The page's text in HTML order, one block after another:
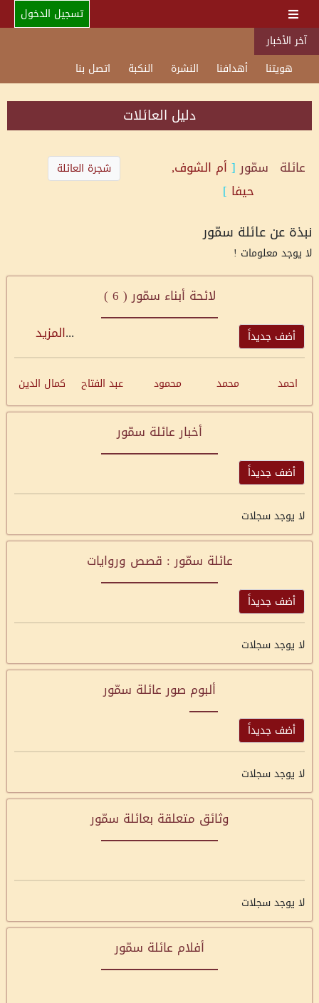
تسجيل الدخول
آخر الأخبار
هويتنا
أهدافنا النشرة النكبة اتصل بنا
دليل العائلات
عائلة سمّور [ أم الشوف,
حيفا ]
شجرة العائلة
نبذة عن عائلة سمّور
لا يوجد معلومات !
لائحة أبناء سمّور ( 6
)
أضف جديداً ...المزيد
احمد محمد محمود عبد الفتاح كمال الدين
أخبار عائلة سمّور
أضف جديداً
لا يوجد سجلات
عائلة سمّور : قصص وروايات
أضف جديداً
لا يوجد سجلات
ألبوم صور عائلة سمّور
أضف جديداً
لا يوجد سجلات
وثائق متعلقة بعائلة سمّور
لا يوجد سجلات
أفلام عائلة سمّور